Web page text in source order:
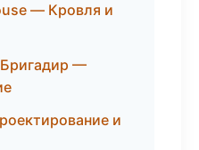
— Кровля и
—
и